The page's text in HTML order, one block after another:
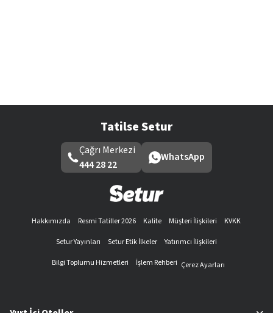
Tatilse Setur
Çağrı Merkezi
444 28 22
WhatsApp
Hakkımızda Resmi Tatiller 2026 Kalite Müşteri İlişkileri
KVKK
Setur Yayınları
Setur Etik İlkeler
Yatırımcı İlişkileri
Bilgi Toplumu Hizmetleri
İşlem Rehberi Çerez Ayarları